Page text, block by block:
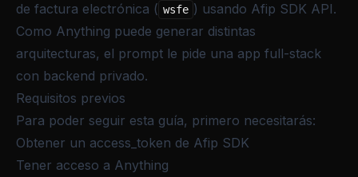
de factura electrónica ( wsfe ) usando Afip SDK API.
Como Anything puede generar distintas
arquitecturas, el prompt le pide una app full-stack
con backend privado.
Requisitos previos
Para poder seguir esta guía, primero necesitarás:
Obtener un access_token de Afip SDK
Tener acceso a Anything